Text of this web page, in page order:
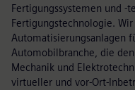
Fertigungssystemen und -
Fertigungstechnologie.
Automatisierungsanlagen
Automobilbranche, die den
Mechanik und
virtueller und vor-Ort-